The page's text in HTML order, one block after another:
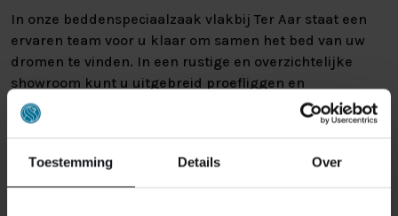
Toestemming Details Over
In onze beddenspeciaalzaak vlakbij Ter Aar staat een
ervaren team voor u klaar om samen het bed van uw
dromen te vinden. In een rustige en overzichtelijke
showroom kunt u uitgebreid proefliggen en
verschillende boxsprings en matrassen vergelijken. Wij
nemen de tijd en zorgen ervoor dat u met vertrouwen
Nederlands Slaapcentrum is niet alleen een vertrouwde